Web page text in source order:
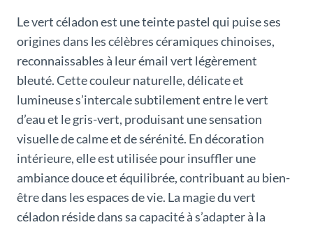
Le vert céladon est une teinte pastel qui puise ses
origines dans les célèbres céramiques chinoises,
reconnaissables à leur émail vert légèrement
bleuté. Cette couleur naturelle, délicate et
lumineuse s’intercale subtilement entre le vert
d’eau et le gris-vert, produisant une sensation
visuelle de calme et de sérénité. En décoration
intérieure, elle est utilisée pour insuffler une
ambiance douce et équilibrée, contribuant au bien-
être dans les espaces de vie. La magie du vert
céladon réside dans sa capacité à s’adapter à la